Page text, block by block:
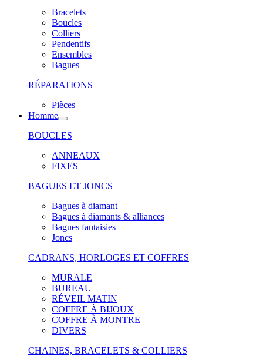
Bracelets
Boucles
Colliers
Pendentifs
Ensembles
Bagues
RÉPARATIONS
Pièces
Homme
BOUCLES
ANNEAUX
FIXES
BAGUES ET JONCS
Bagues à diamant
Bagues à diamants & alliances
Bagues fantaisies
Joncs
CADRANS, HORLOGES ET COFFRES
MURALE
BUREAU
RÉVEIL MATIN
COFFRE À BIJOUX
COFFRE À MONTRE
DIVERS
CHAINES, BRACELETS & COLLIERS